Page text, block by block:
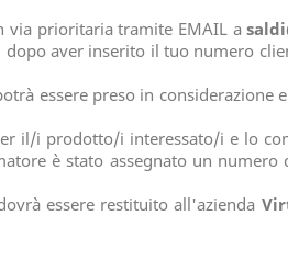
via prioritaria tramite EMAIL a
aver inserito il tuo numero
essere preso in considerazione
il/i prodotto/i interessato/i e lo
è stato assegnato un numero
essere restituito all'azienda